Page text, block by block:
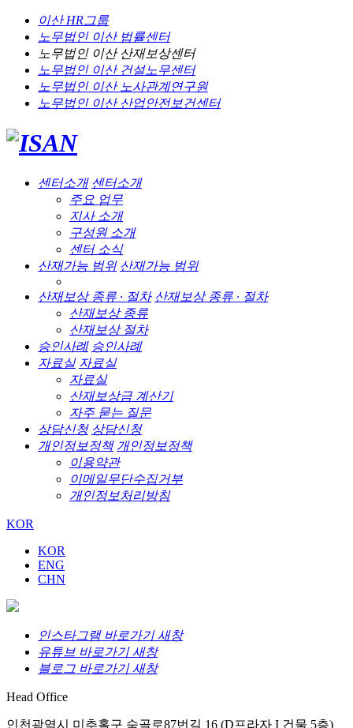
이산 HR그룹
노무법인 이산법률센터
노무법인 이산산재보상센터
노무법인 이산건설노무센터
노무법인 이산노사관계연구원
노무법인 이산산업안전보건센터
센터소개 센터소개
주요 업무
지사 소개
구성원 소개
센터 소식
산재가능 범위 산재가능 범위
산재보상 종류 · 절차 산재보상 종류 · 절차
산재보상 종류
산재보상 절차
승인사례 승인사례
자료실 자료실
자료실
산재보상금 계산기
자주 묻는 질문
상담신청 상담신청
개인정보정책 개인정보정책
이용약관
이메일무단수집거부
개인정보처리방침
KOR
KOR
ENG
CHN
인스타그램 바로가기 새창
유튜브 바로가기 새창
블로그 바로가기 새창
Head Office
인천광역시 미추홀구 숙골로87번길 16 (D프라자 I 건물 5층)